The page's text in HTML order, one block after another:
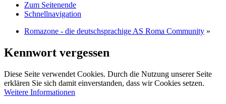
Zum Seitenende
Schnellnavigation
Romazone - die deutschsprachige AS Roma Community »
Kennwort vergessen
Diese Seite verwendet Cookies. Durch die Nutzung unserer Seite
erklären Sie sich damit einverstanden, dass wir Cookies setzen.
Weitere Informationen